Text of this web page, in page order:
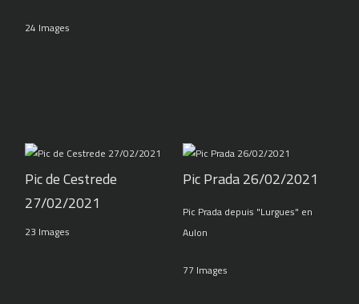
24 Images
Pic de Cestrede
27/02/2021
23 Images
Pic Prada 26/02/2021
Pic Prada depuis "Lurgues" en
Aulon
77 Images